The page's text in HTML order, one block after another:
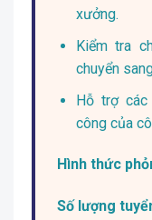
xưởng.
Kiểm tra
chuyển
Hỗ trợ
công của
Hình thức
Số lượng